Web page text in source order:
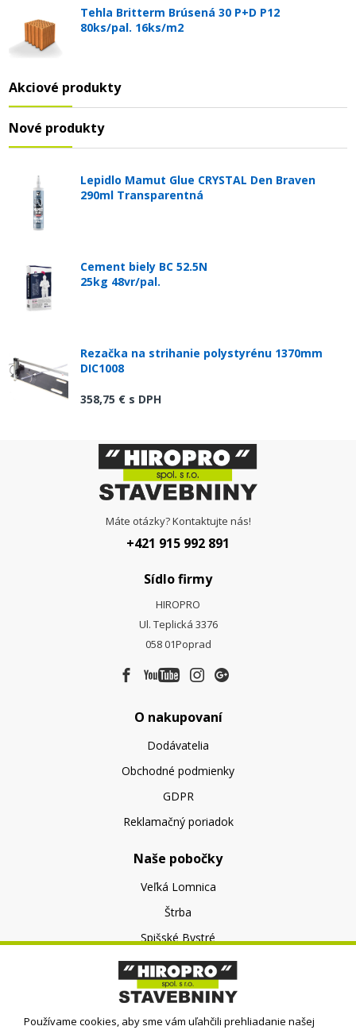
Tehla Britterm Brúsená 30 P+D P12
80ks/pal. 16ks/m2
Akciové produkty
Nové produkty
Lepidlo Mamut Glue CRYSTAL Den Braven
290ml Transparentná
Cement biely BC 52.5N
25kg 48vr/pal.
Rezačka na strihanie polystyrénu 1370mm
DIC1008
358,75 € s DPH
Máte otázky? Kontaktujte nás!
+421 915 992 891
Sídlo firmy
HIROPRO
Ul. Teplická 3376
058 01Poprad
O nakupovaní
Dodávatelia
Obchodné podmienky
GDPR
Reklamačný poriadok
Naše pobočky
Veľká Lomnica
Štrba
Spišské Bystré
O nás
O spoločnosti
Používame cookies, aby sme vám uľahčili prehliadanie našej